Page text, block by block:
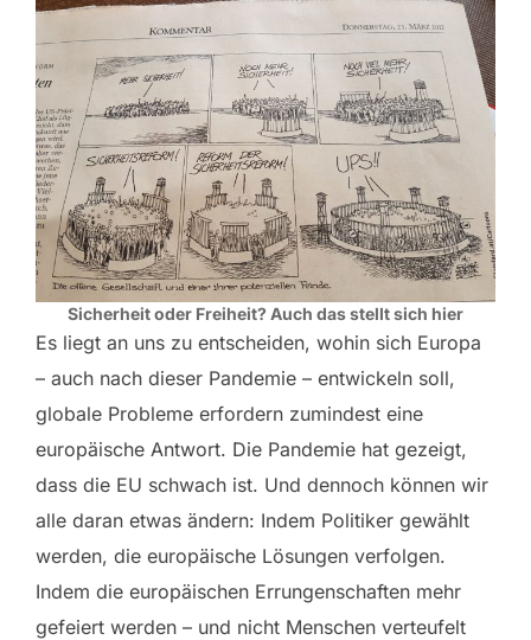
Sicherheit oder Freiheit? Auch das stellt sich hier
Es liegt an uns zu entscheiden, wohin sich Europa
– auch nach dieser Pandemie – entwickeln soll,
globale Probleme erfordern zumindest eine
europäische Antwort. Die Pandemie hat gezeigt,
dass die EU schwach ist. Und dennoch können wir
alle daran etwas ändern: Indem Politiker gewählt
werden, die europäische Lösungen verfolgen.
Indem die europäischen Errungenschaften mehr
gefeiert werden – und nicht Menschen verteufelt